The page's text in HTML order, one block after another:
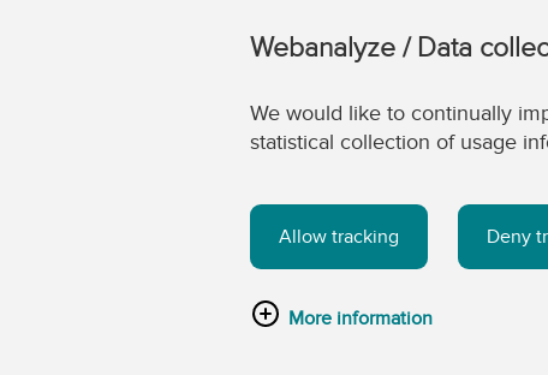
Webanalyze / Data
We would like to continually
statistical collection of usage
Allow tracking Deny
More information